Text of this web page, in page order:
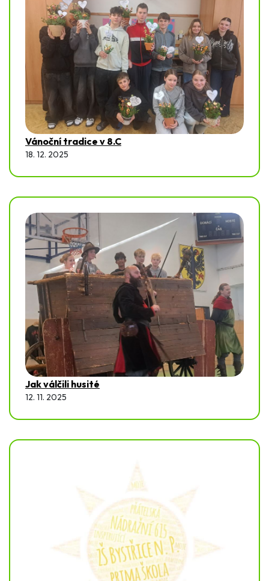
Vánoční tradice v 8.C
18. 12. 2025
Jak válčili husité
12. 11. 2025